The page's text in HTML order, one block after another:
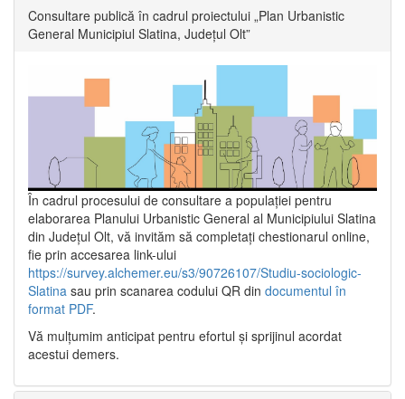
Consultare publică în cadrul proiectului „Plan Urbanistic
General Municipiul Slatina, Județul Olt”
În cadrul procesului de consultare a populaţiei pentru
elaborarea Planului Urbanistic General al Municipiului Slatina
din Județul Olt, vă invităm să completați chestionarul online,
fie prin accesarea link-ului
https://survey.alchemer.eu/s3/90726107/Studiu-sociologic-
Slatina sau prin scanarea codului QR din documentul în
format PDF.
Vă mulţumim anticipat pentru efortul şi sprijinul acordat
acestui demers.